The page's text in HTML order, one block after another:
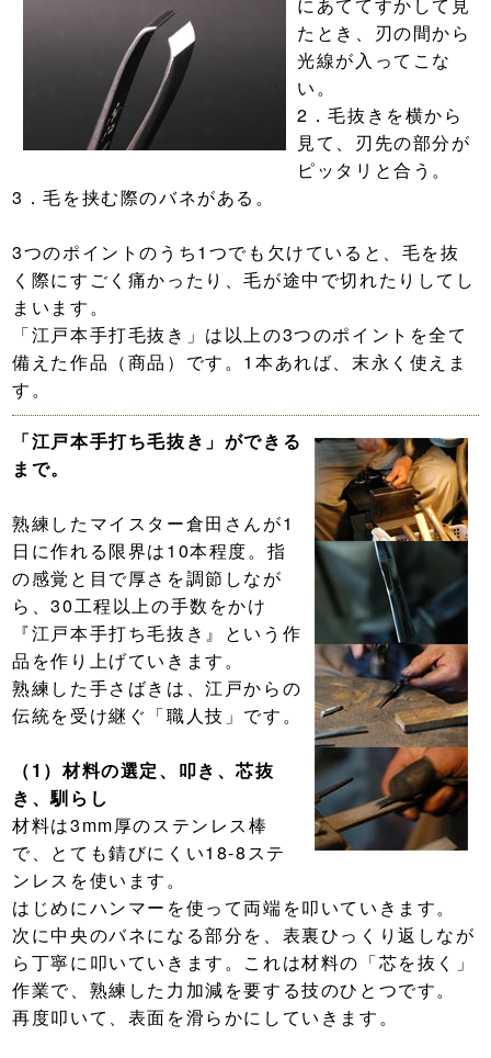
にあててすかして見
たとき、刃の間から
光線が入ってこな
い。
2．毛抜きを横から
見て、刃先の部分が
ピッタリと合う。
3．毛を挟む際のバネがある。
3つのポイントのうち1つでも欠けていると、毛を抜
く際にすごく痛かったり、毛が途中で切れたりしてし
まいます。
「江戸本手打毛抜き」は以上の3つのポイントを全て
備えた作品（商品）です。1本あれば、末永く使えま
す。
「江戸本手打ち毛抜き」ができる
まで。
熟練したマイスター倉田さんが1
日に作れる限界は10本程度。指
の感覚と目で厚さを調節しなが
ら、30工程以上の手数をかけ
『江戸本手打ち毛抜き』という作
品を作り上げていきます。
熟練した手さばきは、江戸からの
伝統を受け継ぐ「職人技」です。
（1）材料の選定、叩き、芯抜
き、馴らし
材料は3mm厚のステンレス棒
で、とても錆びにくい18-8ステ
ンレスを使います。
はじめにハンマーを使って両端を叩いていきます。
次に中央のバネになる部分を、表裏ひっくり返しなが
ら丁寧に叩いていきます。これは材料の「芯を抜く」
作業で、熟練した力加減を要する技のひとつです。
再度叩いて、表面を滑らかにしていきます。